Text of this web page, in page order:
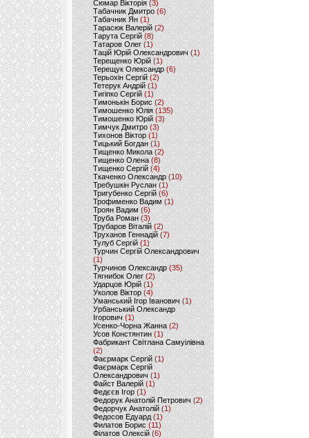
Сюмар Вікторія (3)
Табачник Дмитро (6)
Табачник Ян(1)
Тарасюк Валерій (2)
Тарута Сергій (8)
Татаров Олег(1)
Тацій Юрій Олександрович(1)
Терещенко Юрій(1)
Терещук Олександр(6)
Терьохін Сергій (2)
Тетерук Андрій (1)
Тигіпко Сергій(1)
Тимонькін Борис (2)
Тимошенко Юлія (135)
Тимошенко Юрій(3)
Тимчук Дмитро (3)
Тихонов Віктор (1)
Тицький Богдан (1)
Тищенко Микола (2)
Тищенко Олена (8)
Тищенко Сергій (4)
Ткаченко Олександр (10)
Требушкін Руслан (1)
Тригубенко Сергій(6)
Трофименко Вадим (1)
Троян Вадим (6)
Труба Роман(3)
Трубаров Віталій (2)
Труханов Геннадій (7)
Тулуб Сергій(1)
Турчин Сергій Олександрович
(1)
Турчинов Олександр(35)
Тягнибок Олег (2)
Ударцов Юрій (1)
Уколов Віктор(4)
Уманський Ігор Іванович(1)
Урбанський Олександр
Ігорович (1)
Усенко-Чорна Жанна (2)
Усов Констянтин(1)
Фабрикант Світлана Самуілівна
(2)
Фаєрмарк Сергій(1)
Фаєрмарк Сергій
Олександрович (1)
Файст Валерій(1)
Федєєв Ігор (1)
Федорук Анатолій Петрович (2)
Федорчук Анатолій (1)
Федосов Едуард (1)
Филатов Борис (11)
Філатов Олексій (6)